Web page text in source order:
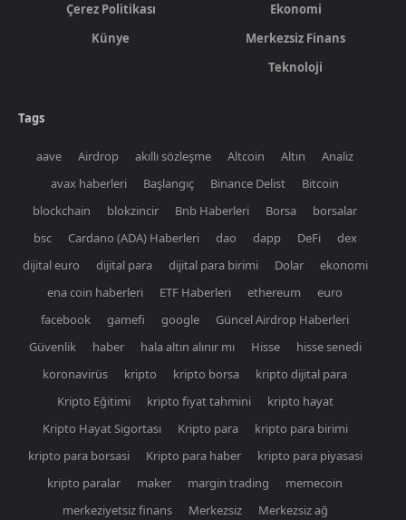
Çerez Politikası
Künye
Ekonomi
Merkezsiz Finans
Teknoloji
Tags
aave Airdrop akıllı sözleşme Altcoin Altın
Analiz
avax haberleri
Başlangıç Binance Delist
Bitcoin
blockchain
blokzincir Bnb Haberleri Borsa
borsalar
bsc
Cardano (ADA) Haberleri dao dapp DeFi
dex
dijital euro
dijital para dijital para birimi Dolar
ekonomi
ena coin haberleri
ETF Haberleri ethereum
euro
facebook
gamefi google
Güncel Airdrop Haberleri
Güvenlik
haber hala altın alınır mı Hisse
hisse senedi
koronavirüs
kripto kripto borsa
kripto dijital para
Kripto Eğitimi
kripto fiyat tahmini
kripto hayat
Kripto Hayat Sigortası
Kripto para
kripto para birimi
kripto para borsasi
Kripto para haber
kripto para piyasasi
kripto paralar
maker margin trading
memecoin
merkeziyetsiz finans
Merkezsiz Merkezsiz ağ